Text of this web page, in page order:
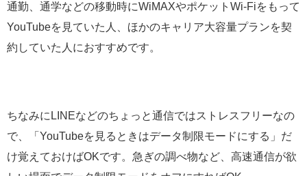
通勤、通学などの移動時にWiMAXやポケットWi-Fiをもって
YouTubeを見ていた人、ほかのキャリア大容量プランを契
約していた人におすすめです。
ちなみにLINEなどのちょっと通信ではストレスフリーなの
で、「YouTubeを見るときはデータ制限モードにする」だ
け覚えておけばOKです。急ぎの調べ物など、高速通信が欲